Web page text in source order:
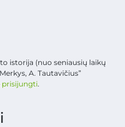
istorija (nuo seniausių laikų
A. Tautavičius”
prisijungti.